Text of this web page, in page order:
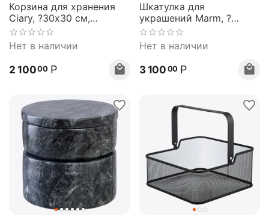
Корзина для хранения
Ciary, ?30х30 см,
бежевая/горчичная,
Bergenson Bjorn
Нет в наличии
2 10000 Р
Шкатулка для
украшений Marm, ?
10,5х11,8 см, белый
мрамор, Bergenson Bjorn
Нет в наличии
3 100 00 Р